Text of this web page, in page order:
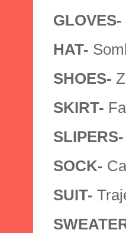
GLOVES-
HAT-
SHOES-
SKIRT-
SLIPERS-
SOCK-
SUIT-